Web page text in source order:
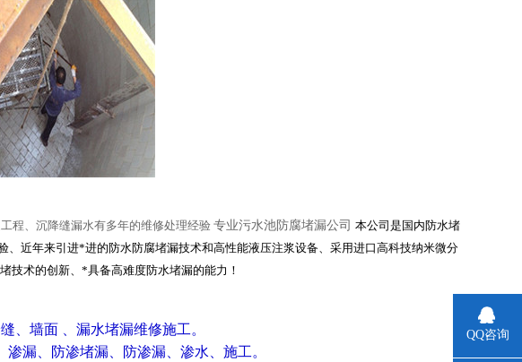
程、沉降缝漏水有多年的维修处理经验 专业污水池防腐堵漏公司 本公司是国内防水堵
近年来引进*进的防水防腐堵漏技术和高性能液压注浆设备、采用进口高科技纳米微分
技术的创新、*具备高难度防水堵漏的能力！
、墙面 、漏水堵漏维修施工。
漏、防渗堵漏、
防渗漏、渗水、施工。
QQ咨询